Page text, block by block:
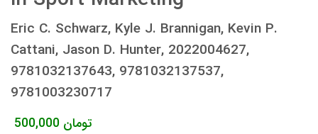
Eric C. Schwarz, Kyle J. Brannigan, Kevin P.
Cattani, Jason D. Hunter, 2022004627,
9781032137643, 9781032137537,
9781003230717
500,000 تومان